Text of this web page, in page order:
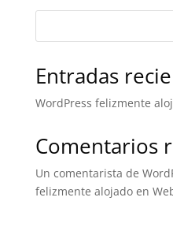
Entradas
WordPress felizmente
Comentarios
Un comentarista de
felizmente alojado en